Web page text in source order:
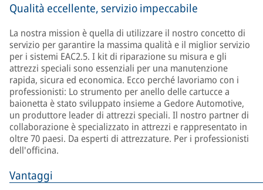
Qualità eccellente, servizio impeccabile
La nostra mission è quella di utilizzare il nostro concetto di
servizio per garantire la massima qualità e il miglior servizio
per i sistemi EAC2.5. I kit di riparazione su misura e gli
attrezzi speciali sono essenziali per una manutenzione
rapida, sicura ed economica. Ecco perché lavoriamo con i
professionisti: Lo strumento per anello delle cartucce a
baionetta è stato sviluppato insieme a Gedore Automotive,
un produttore leader di attrezzi speciali. Il nostro partner di
collaborazione è specializzato in attrezzi e rappresentato in
oltre 70 paesi. Da esperti di attrezzature. Per i professionisti
dell'officina.
Vantaggi